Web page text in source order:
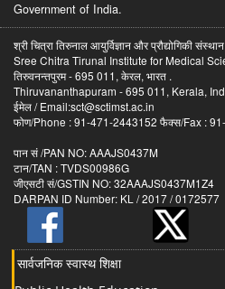
Government of India.
श्री चित्रा तिरुनाल आयुर्विज्ञान और प्रौद्योगिकी
Sree Chitra Tirunal Institute for Medical
तिरुवनन्तपुरम - 695 011, केरल, भारत .
Thiruvananthapuram - 695 011, Kerala,
ईमेल / Email:sct@sctimst.ac.in
फोण/Phone : 91-471-2443152 फैक्स/Fax :
पान सं /PAN NO: AAAJS0437M
टान/TAN : TVDS00986G
जीएसटी सं/GSTIN NO:
DARPAN ID Number: KL / 2017 / 0172577
सार्वजनिक स्वास्थ शिक्षा